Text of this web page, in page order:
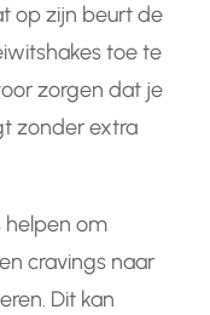
op zijn beurt de
toe te
zorgen dat je
zonder extra
helpen om
cravings naar
Dit kan